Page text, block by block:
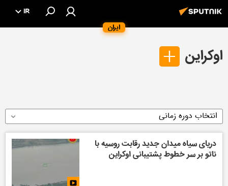
ایران
IR
اوکراین
انتخاب دوره زمانی
دریای سیاه میدان جدید رقابت روسیه با
ناتو بر سر خطوط پشتیبانی اوکراین